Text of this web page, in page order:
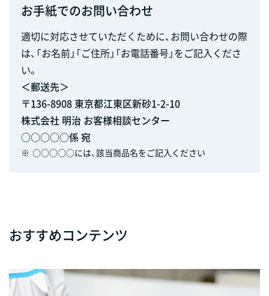
お手紙でのお問い合わせ
適切に対応させていただくために、お問い合わせの際
は、「お名前」「ご住所」「お電話番号」をご記入くださ
い。
＜郵送先＞
〒136-8908 東京都江東区新砂1-2-10
株式会社 明治 お客様相談センター
○○○○○係 宛
※ ○○○○○には、該当商品名をご記入ください
おすすめコンテンツ